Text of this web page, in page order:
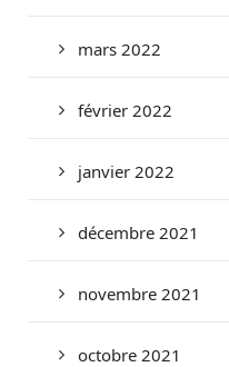
mars 2022
février 2022
janvier 2022
décembre 2021
novembre 2021
octobre 2021